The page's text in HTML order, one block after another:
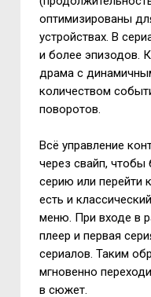
оптимизированы
устройствах. В
и более эпизодов.
драма с
количеством
поворотов.
Всё управление
через свайп, чтобы
серию или перейти
есть и
меню. При входе в
плеер и первая
сериалов. Таким
мгновенно
в сюжет.